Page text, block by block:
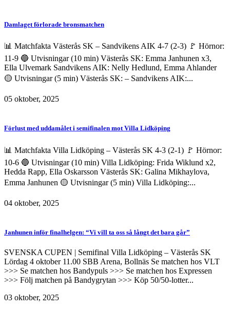
Damlaget förlorade bronsmatchen
📊 Matchfakta Västerås SK – Sandvikens AIK 4-7 (2-3) 🚩 Hörnor:
11-9 🔵 Utvisningar (10 min) Västerås SK: Emma Janhunen x3,
Ella Ulvemark Sandvikens AIK: Nelly Hedlund, Emma Ahlander
🟡 Utvisningar (5 min) Västerås SK: – Sandvikens AIK:...
05 oktober, 2025
Förlust med uddamålet i semifinalen mot Villa Lidköping
📊 Matchfakta Villa Lidköping – Västerås SK 4-3 (2-1) 🚩 Hörnor:
10-6 🔵 Utvisningar (10 min) Villa Lidköping: Frida Wiklund x2,
Hedda Rapp, Ella Oskarsson Västerås SK: Galina Mikhaylova,
Emma Janhunen 🟡 Utvisningar (5 min) Villa Lidköping:...
04 oktober, 2025
Janhunen inför finalhelgen: “Vi vill ta oss så långt det bara går”
SVENSKA CUPEN | Semifinal Villa Lidköping – Västerås SK
Lördag 4 oktober 11.00 SBB Arena, Bollnäs Se matchen hos VLT
>>> Se matchen hos Bandypuls >>> Se matchen hos Expressen
>>> Följ matchen på Bandygrytan >>> Köp 50/50-lotter...
03 oktober, 2025